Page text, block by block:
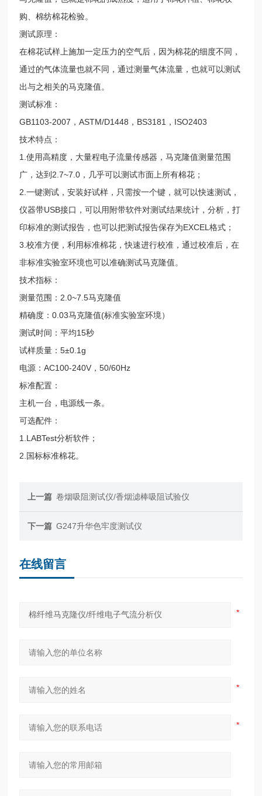
购、棉纺棉花检验。
测试原理：
在棉花试样上施加一定压力的空气后，因为棉花的细度不同，
通过的气体流量也就不同，通过测量气体流量，也就可以测试
出与之相关的马克隆值。
测试标准：
GB1103-2007，ASTM/D1448，BS3181，ISO2403
技术特点：
1.使用高精度，大量程电子流量传感器，马克隆值测量范围
广，达到2.7~7.0，几乎可以测试市面上所有棉花；
2.一键测试，安装好试样，只需按一个键，就可以快速测试，
仪器带USB接口，可以用附带软件对测试结果统计，分析，打
印标准的测试报告，也可以把测试报告保存为EXCEL格式；
3.校准方便，利用标准棉花，快速进行校准，通过校准后，在
非标准实验室环境也可以准确测试马克隆值。
技术指标：
测量范围：2.0~7.5马克隆值
精确度：0.03马克隆值(标准实验室环境）
测试时间：平均15秒
试样质量：5±0.1g
电源：AC100-240V，50/60Hz
标准配置：
主机一台，电源线一条。
可选配件：
1.LABTest分析软件；
2.国标标准棉花。
上一篇 卷烟吸阻测试仪/香烟滤棒吸阻试验仪
下一篇 G247升华色牢度测试仪
在线留言